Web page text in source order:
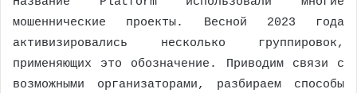
мошеннические проекты. Весной 2023 года
активизировались несколько группировок,
применяющих это обозначение. Приводим связи с
возможными организаторами, разбираем способы